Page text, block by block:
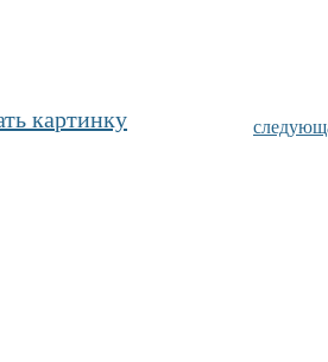
картинку